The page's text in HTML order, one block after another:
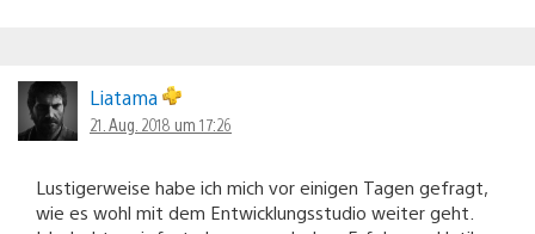
Liatama
21. Aug. 2018 um 17:26
Lustigerweise habe ich mich vor einigen Tagen gefragt,
wie es wohl mit dem Entwicklungsstudio weiter geht.